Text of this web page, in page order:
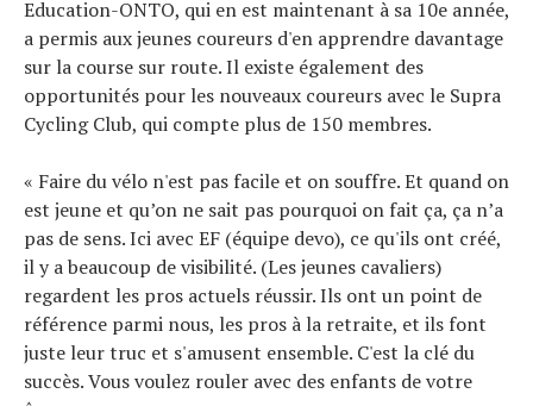
Education-ONTO, qui en est maintenant à sa 10e année,
a permis aux jeunes coureurs d'en apprendre davantage
sur la course sur route. Il existe également des
opportunités pour les nouveaux coureurs avec le Supra
Cycling Club, qui compte plus de 150 membres.
« Faire du vélo n'est pas facile et on souffre. Et quand on
est jeune et qu’on ne sait pas pourquoi on fait ça, ça n’a
pas de sens. Ici avec EF (équipe devo), ce qu'ils ont créé,
il y a beaucoup de visibilité. (Les jeunes cavaliers)
regardent les pros actuels réussir. Ils ont un point de
référence parmi nous, les pros à la retraite, et ils font
juste leur truc et s'amusent ensemble. C'est la clé du
succès. Vous voulez rouler avec des enfants de votre